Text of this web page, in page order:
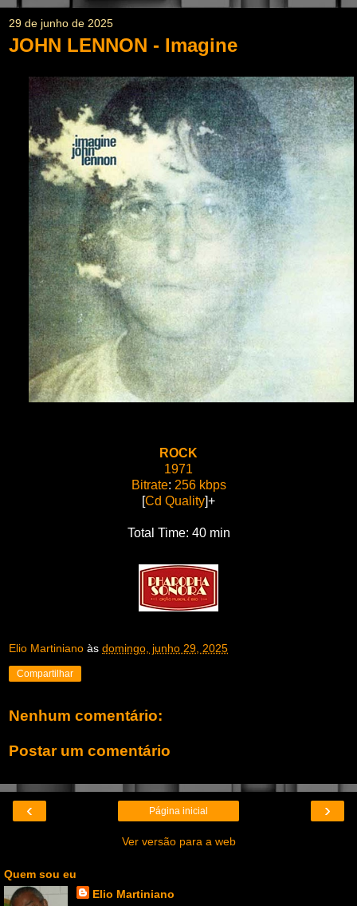
29 de junho de 2025
JOHN LENNON - Imagine
ROCK
1971
Bitrate: 256 kbps
[Cd Quality]+
Total Time: 40 min
Elio Martiniano às domingo, junho 29, 2025
Compartilhar
Nenhum comentário:
Postar um comentário
‹ ›
Página inicial
Ver versão para a web
Quem sou eu
Elio Martiniano